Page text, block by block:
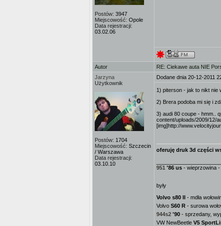
Postów: 3947
Miejscowość: Opole
Data rejestracji:
03.02.06
Autor
RE: Ciekawe auta NIE
Jarzyna
Użytkownik
Postów: 1704
Miejscowość: Szczecin
/ Warszawa
Data rejestracji:
03.10.10
Dodane dnia 20-12-2011
1) piterson - jak to nikt nie
2) Brera podoba mi się i
3) audi 80 coupe - hmm..
content/uploads/2009/12/
[img]http://
oferuję druk 3d części
951 '86 us - wieprzowina
były
Volvo s80 II - mdła
Volvo S60 R - surowa
944s2 '90 - sprzedany,
VW NewBeetle V5